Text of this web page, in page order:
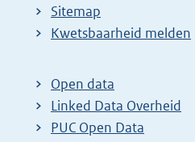
o
r
e
Sitemap
E
t
e
r
Kwetsbaarheid melden
Open data
Linked Data Overheid
PUC Open Data